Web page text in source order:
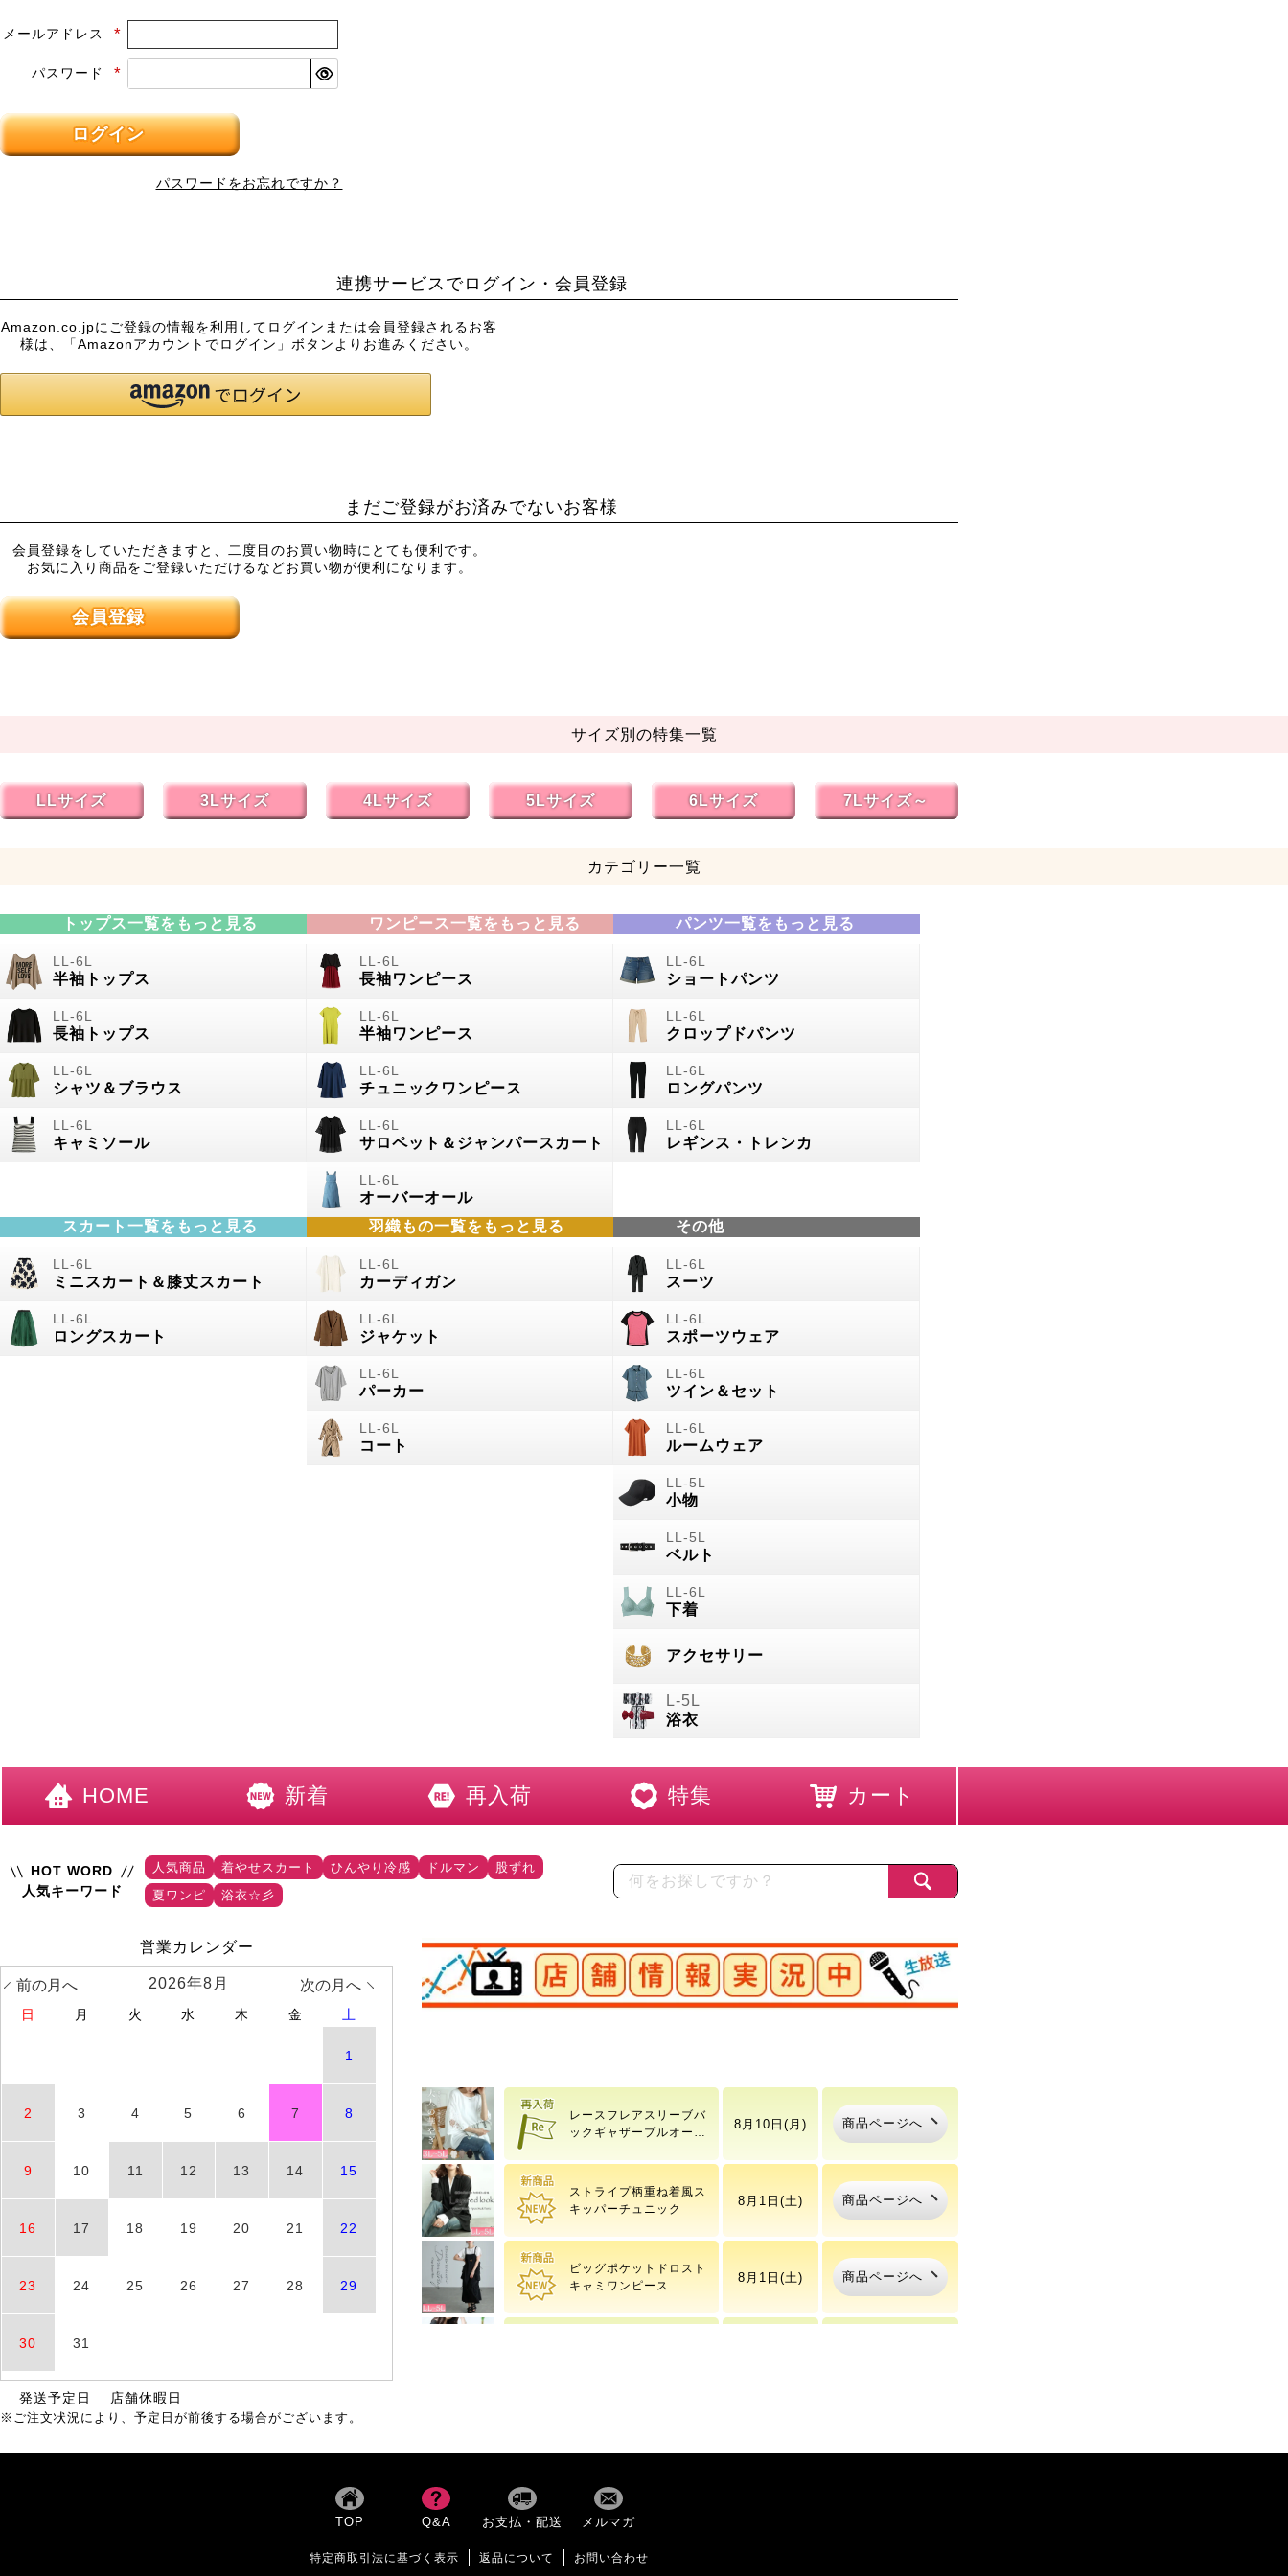
メールアドレス
(必
須)
パスワード
(必
ログイン
パスワードをお忘れですか？
連携サービスでログイン・会員登録
Amazon.co.jpにご登録の情報を利用してログインまたは会員登録されるお客
様は、「Amazonアカウントでログイン」ボタンよりお進みください。
まだご登録がお済みでないお客様
会員登録をしていただきますと、二度目のお買い物時にとても便利です。
お気に入り商品をご登録いただけるなどお買い物が便利になります。
会員登録
サイズ別の特集一覧
LLサイズ 3Lサイズ 4Lサイズ 5Lサイズ 6Lサイズ 7Lサイズ～
カテゴリー一覧
トップス一覧をもっと見る
半袖トップス
長袖トップス
シャツ＆ブラウス
キャミソール
ワンピース一覧をもっと見る
長袖ワンピース
半袖ワンピース
チュニックワンピース
サロペット＆ジャンパースカート
オーバーオール
パンツ一覧をもっと見る
ショートパンツ
クロップドパンツ
ロングパンツ
レギンス・トレンカ
スカート一覧をもっと見る
ミニスカート＆膝丈スカート
ロングスカート
羽織もの一覧をもっと見る
カーディガン
ジャケット
パーカー
コート
その他
スーツ
スポーツウェア
ツイン＆セット
ルームウェア
小物
ベルト
下着
アクセサリー
浴衣
HOME 新着 再入荷 特集 カート
HOT WORD
人気キーワード
人気商品 着やせスカート ひんやり冷感 ドルマン
股ずれ
夏ワンピ
浴衣☆彡
店舗情報実況中
レースフレアスリーブバ
ー
8月10日(月) 商品ページへ
ストライプ柄重ね着風ス
8月1日(土) 商品ページへ
ビッグポケットドロスト
8月1日(土) 商品ページへ
タックポケットコクーン
サロペットパンツ
営業カレンダー
前の月へ 次の月へ
2026年8月
日 月 火 水 木 金 土
1
2 3 4 5 6 7 8
9 10 11 12 13 14 15
16 17 18 19 20 21 22
23 24 25 26 27 28 29
30 31
発送予定日 店舗休暇日
※ご注文状況により、予定日が前後する場合がございます。
TOP Q&A お支払・配送 メルマガ
特定商取引法に基づく表示 返品について お問い合わせ